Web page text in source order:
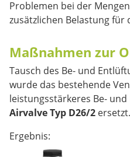
Problemen bei der
zusätzlichen Belastung für
Maßnahmen zur
Tausch des Be- und
wurde das bestehende
leistungsstärkeres Be-
Airvalve Typ D26/2 ersetzt.
Ergebnis: